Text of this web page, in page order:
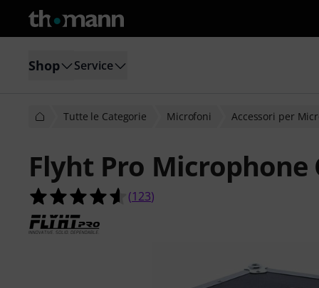
Shop Service
Tutte le Categorie Microfoni Accessori per
Flyht Pro Microphone
4.6 su 5 stelle su 123 valutazioni dei
(123)